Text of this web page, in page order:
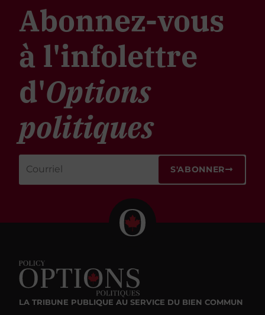
Abonnez-vous
à l'infolettre
d'Options
politiques
S'ABONNER
LA TRIBUNE PUBLIQUE AU SERVICE DU BIEN COMMUN